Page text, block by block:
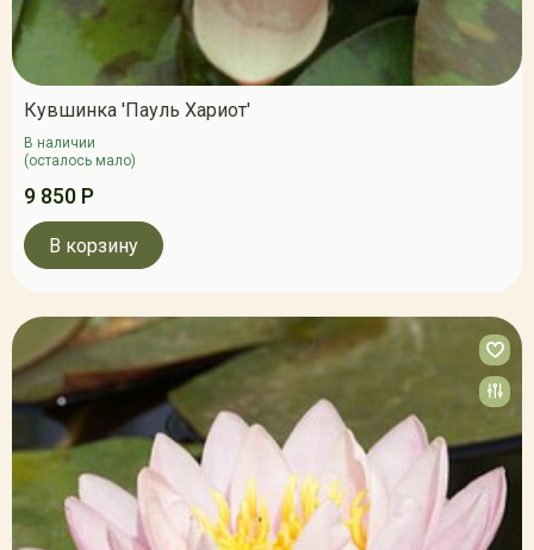
Кувшинка 'Пауль Хариот'
В наличии
(осталось мало)
9 850 Р
В корзину